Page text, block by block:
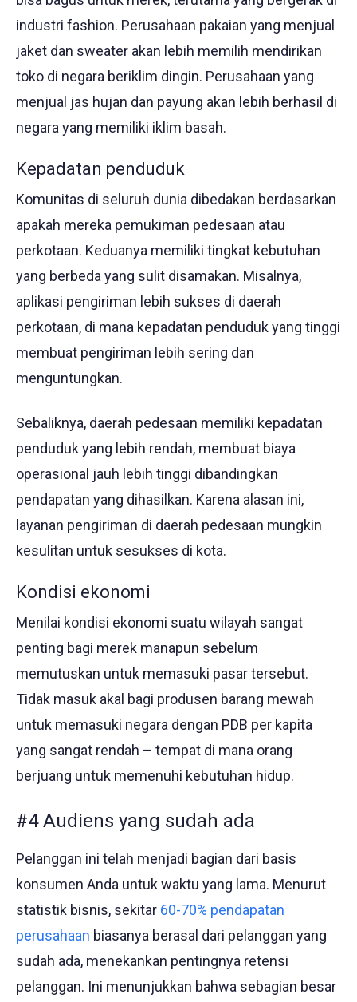
industri fashion. Perusahaan pakaian yang menjual
jaket dan sweater akan lebih memilih mendirikan
toko di negara beriklim dingin. Perusahaan yang
menjual jas hujan dan payung akan lebih berhasil di
negara yang memiliki iklim basah.
Kepadatan penduduk
Komunitas di seluruh dunia dibedakan berdasarkan
apakah mereka pemukiman pedesaan atau
perkotaan. Keduanya memiliki tingkat kebutuhan
yang berbeda yang sulit disamakan. Misalnya,
aplikasi pengiriman lebih sukses di daerah
perkotaan, di mana kepadatan penduduk yang tinggi
membuat pengiriman lebih sering dan
menguntungkan.
Sebaliknya, daerah pedesaan memiliki kepadatan
penduduk yang lebih rendah, membuat biaya
operasional jauh lebih tinggi dibandingkan
pendapatan yang dihasilkan. Karena alasan ini,
layanan pengiriman di daerah pedesaan mungkin
kesulitan untuk sesukses di kota.
Kondisi ekonomi
Menilai kondisi ekonomi suatu wilayah sangat
penting bagi merek manapun sebelum
memutuskan untuk memasuki pasar tersebut.
Tidak masuk akal bagi produsen barang mewah
untuk memasuki negara dengan PDB per kapita
yang sangat rendah – tempat di mana orang
berjuang untuk memenuhi kebutuhan hidup.
#4 Audiens yang sudah ada
Pelanggan ini telah menjadi bagian dari basis
konsumen Anda untuk waktu yang lama. Menurut
statistik bisnis, sekitar 60-70% pendapatan
perusahaan biasanya berasal dari pelanggan yang
sudah ada, menekankan pentingnya retensi
pelanggan. Ini menunjukkan bahwa sebagian besar